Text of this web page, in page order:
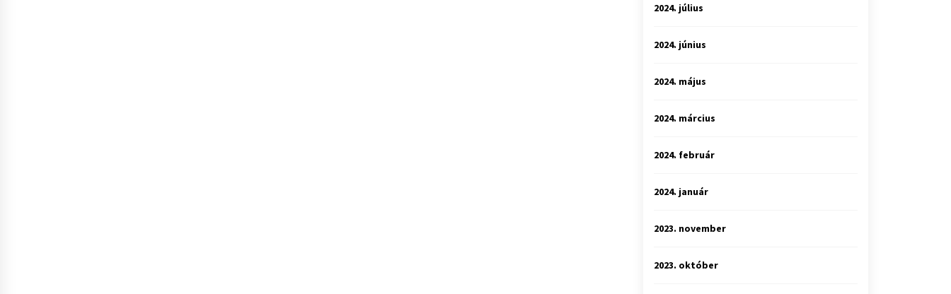
2024. július
2024. június
2024. május
2024. március
2024. február
2024. január
2023. november
2023. október